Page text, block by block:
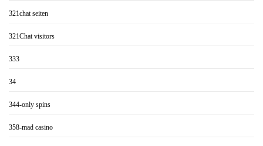
321chat seiten
321Chat visitors
333
34
344-only spins
358-mad casino